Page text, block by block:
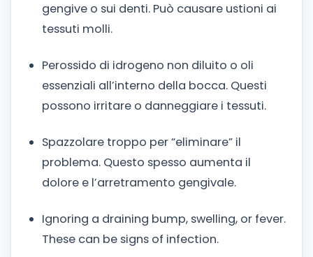
gengive o sui denti. Può causare ustioni ai
tessuti molli.
Perossido di idrogeno non diluito o oli
essenziali all’interno della bocca. Questi
possono irritare o danneggiare i tessuti.
Spazzolare troppo per “eliminare” il
problema. Questo spesso aumenta il
dolore e l’arretramento gengivale.
Ignoring a draining bump, swelling, or fever.
These can be signs of infection.